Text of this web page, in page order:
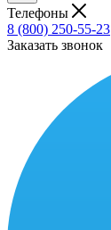
Телефоны
8 (800) 250-55-23
Заказать звонок